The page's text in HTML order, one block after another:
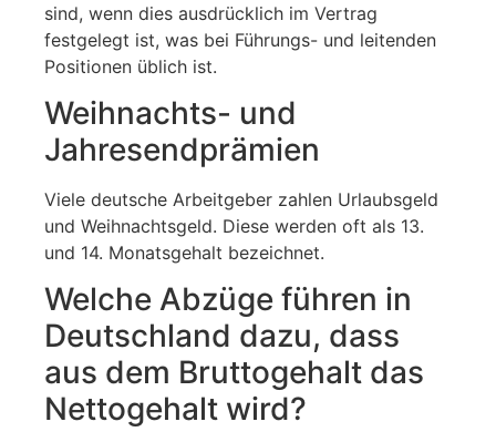
sind, wenn dies ausdrücklich im Vertrag
festgelegt ist, was bei Führungs- und leitenden
Positionen üblich ist.
Weihnachts- und
Jahresendprämien
Viele deutsche Arbeitgeber zahlen Urlaubsgeld
und Weihnachtsgeld. Diese werden oft als 13.
und 14. Monatsgehalt bezeichnet.
Welche Abzüge führen in
Deutschland dazu, dass
aus dem Bruttogehalt das
Nettogehalt wird?